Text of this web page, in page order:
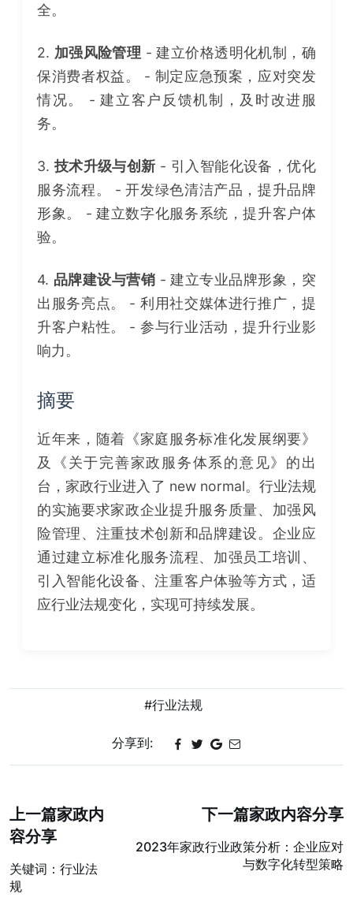
全。
2. 加强风险管理 - 建立价格透明化机制，确
保消费者权益。 - 制定应急预案，应对突发
情况。 - 建立客户反馈机制，及时改进服
务。
3. 技术升级与创新 - 引入智能化设备，优化
服务流程。 - 开发绿色清洁产品，提升品牌
形象。 - 建立数字化服务系统，提升客户体
验。
4. 品牌建设与营销 - 建立专业品牌形象，突
出服务亮点。 - 利用社交媒体进行推广，提
升客户粘性。 - 参与行业活动，提升行业影
响力。
摘要
近年来，随着《家庭服务标准化发展纲要》
及《关于完善家政服务体系的意见》的出
台，家政行业进入了 new normal。行业法规
的实施要求家政企业提升服务质量、加强风
险管理、注重技术创新和品牌建设。企业应
通过建立标准化服务流程、加强员工培训、
引入智能化设备、注重客户体验等方式，适
应行业法规变化，实现可持续发展。
#行业法规
分享到:
上一篇家政内
容分享
关键词：行业法
规
下一篇家政内容分享
2023年家政行业政策分析：企业应对
与数字化转型策略